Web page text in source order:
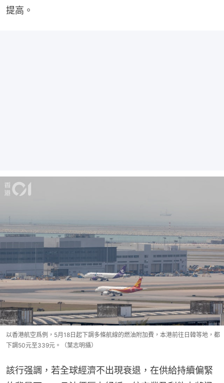
提高。
以香港航空爲例，5月18日起下調多條航線的燃油附加費，本港前往日韓等地，都
下調50元至339元。（葉志明攝）
該行强調，若全球經濟不出現衰退，在供給持續偏緊